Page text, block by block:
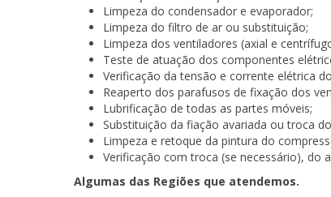
Limpeza do condensador e evaporador;
Limpeza do filtro de ar ou substituição;
Limpeza dos ventiladores (axial e
Teste de atuação dos componentes
Verificação da tensão e corrente elétrica
Reaperto dos parafusos de fixação dos
Lubrificação de todas as partes móveis;
Substituição da fiação avariada ou troca
Limpeza e retoque da pintura do
Verificação com troca (se necessário),
Algumas das Regiões que atendemos.